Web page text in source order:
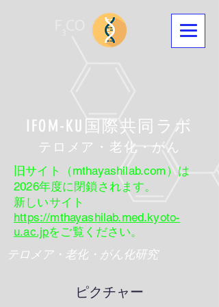
IFOM-KU国際共同ラボ
​テロメア・老化・がん
テロメア・老化・がん化研究
旧サイト（mthayashilab.com）は
2026年度に閉鎖されます。
新しいサイト
https://mthayashilab.med.kyoto-
u.ac.jpをご覧ください。
ピクチャー